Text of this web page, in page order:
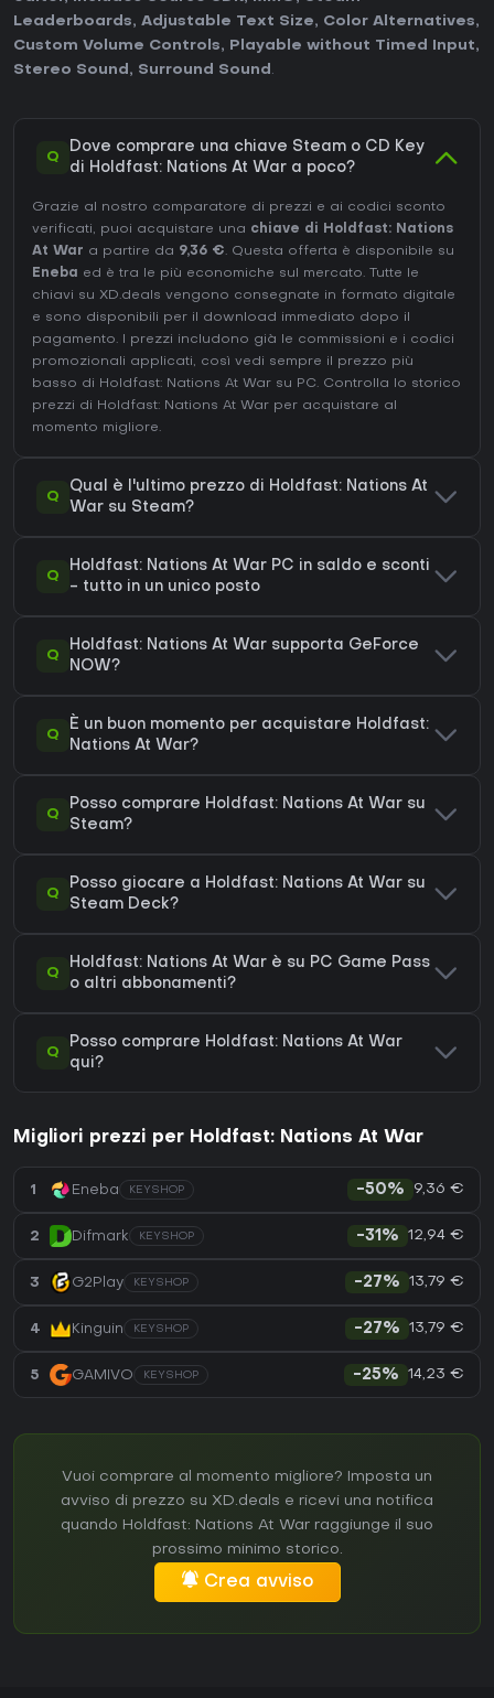
Leaderboards, Adjustable Text Size, Color Alternatives,
Custom Volume Controls, Playable without Timed Input,
Stereo Sound , Surround Sound .
Q
Dove comprare una chiave Steam o CD Key
di Holdfast: Nations At War a poco?
Grazie al nostro comparatore di prezzi e ai codici sconto
verificati, puoi acquistare una chiave di Holdfast: Nations
At War a partire da 9,36 €. Questa offerta è disponibile su
Eneba
ed è tra le più economiche sul mercato. Tutte le
chiavi su XD.deals vengono consegnate in formato digitale
e sono disponibili per il download immediato dopo il
pagamento. I prezzi includono già le commissioni e i codici
promozionali applicati, così vedi sempre il prezzo più
basso di Holdfast: Nations At War su PC. Controlla lo storico
prezzi di Holdfast: Nations At War per acquistare al
momento migliore.
Q
Qual è l'ultimo prezzo di Holdfast: Nations At
War su Steam?
Q
Holdfast: Nations At War PC in saldo e sconti
- tutto in un unico posto
Q
Holdfast: Nations At War supporta GeForce
NOW?
Q
È un buon momento per acquistare Holdfast:
Nations At War?
Q
Posso comprare Holdfast: Nations At War su
Steam?
Q
Posso giocare a Holdfast: Nations At War su
Steam Deck?
Q
Holdfast: Nations At War è su PC Game Pass
o altri abbonamenti?
Q
Posso comprare Holdfast: Nations At War
qui?
Migliori prezzi per Holdfast: Nations At War
1 Eneba KEYSHOP -50% 9,36 €
2 Difmark KEYSHOP -31% 12,94 €
3 G2Play KEYSHOP -27% 13,79 €
4 Kinguin KEYSHOP -27% 13,79 €
5 GAMIVO KEYSHOP -25% 14,23 €
Vuoi comprare al momento migliore? Imposta un
avviso di prezzo su XD.deals e ricevi una notifica
quando Holdfast: Nations At War raggiunge il suo
prossimo minimo storico.
Crea avviso